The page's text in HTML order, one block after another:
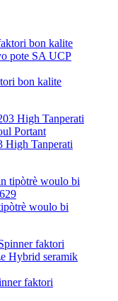
bon kalite
High Tanperati
woulo bi
faktori